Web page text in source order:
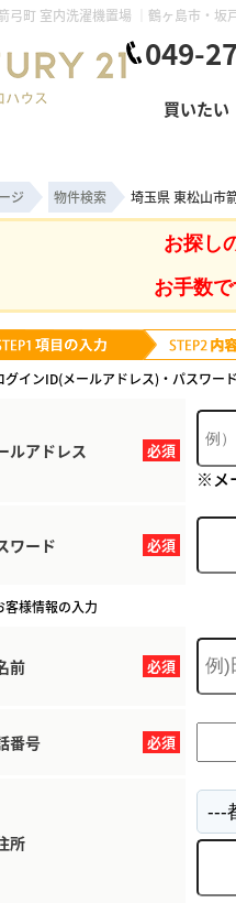
049-
買いたい
ジ 物件検索 埼玉県 東松山市
お探し
お手数
グインID(メールアドレス)・パスワー
必須
ルアドレス
※メ
必須
ワード
客様情報の入力
必須
前
必須
番号
所